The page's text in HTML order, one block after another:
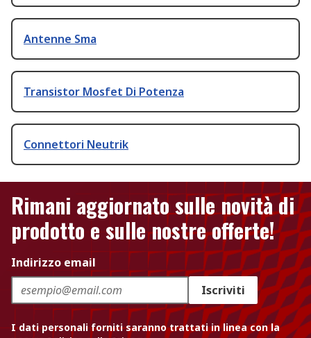
Antenne Sma
Transistor Mosfet Di Potenza
Connettori Neutrik
Rimani aggiornato sulle novità di
prodotto e sulle nostre offerte!
Indirizzo email
Iscriviti
I dati personali forniti saranno trattati in linea con la